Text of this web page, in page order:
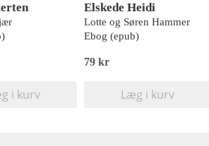
i kurv
Elskede Heidi
Lotte og Søren Hammer
Ebog (epub)
79 kr
Læg i kurv